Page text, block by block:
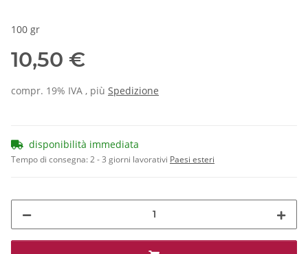
100 gr
10,50 €
compr. 19% IVA , più Spedizione
disponibilità immediata
Tempo di consegna:2 - 3 giorni lavorativi Paesi esteri